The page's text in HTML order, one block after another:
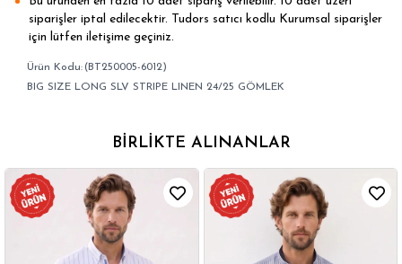
siparişler iptal edilecektir. Tudors satıcı kodlu Kurumsal siparişler
için lütfen iletişime geçiniz.
(BT250005-6012)
BIG SIZE LONG SLV STRIPE LINEN 24/25 GÖMLEK
BIRLIKTE ALINANLAR